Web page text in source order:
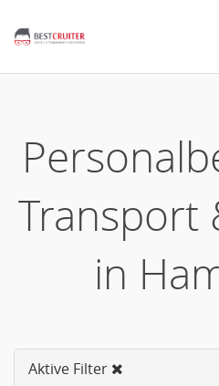
Transport
in
Aktive Filter